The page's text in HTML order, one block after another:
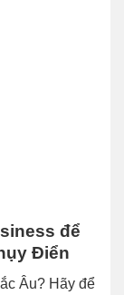
để
Điển
Âu? Hãy để